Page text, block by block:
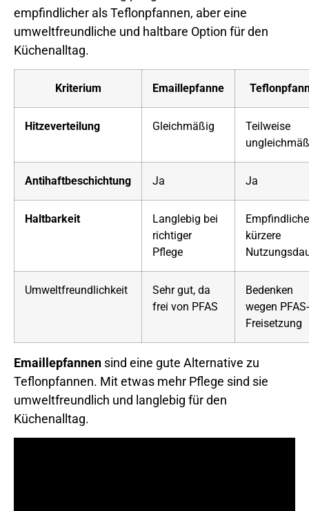
empfindlicher als Teflonpfannen, aber eine
umweltfreundliche und haltbare Option für den
Küchenalltag.
Kriterium Emaillepfanne
Hitzeverteilung Gleichmäßig
Teilweise
Antihaftbeschichtung Ja Ja
Haltbarkeit
Langlebig bei
richtiger
Pflege
kürzere
Umweltfreundlichkeit
Sehr gut, da
frei von PFAS
Bedenken
wegen PFAS-
Freisetzung
Emaillepfannen sind eine gute Alternative zu
Teflonpfannen. Mit etwas mehr Pflege sind sie
umweltfreundlich und langlebig für den
Küchenalltag.